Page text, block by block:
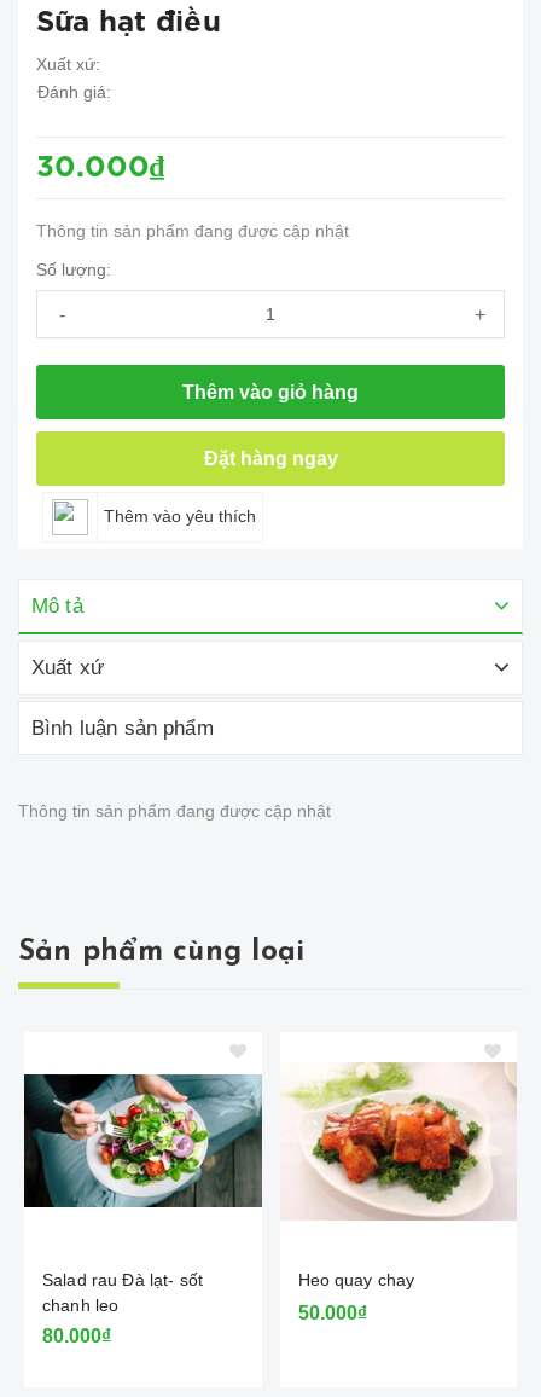
Sữa hạt điều
Xuất xứ:
Đánh giá:
30.000₫
Thông tin sản phẩm đang được cập nhật
Số lượng:
- +
Thêm vào giỏ hàng
Đặt hàng ngay
Thêm vào yêu thích
Mô tả
Xuất xứ
Bình luận sản phẩm
Thông tin sản phẩm đang được cập nhật
Sản phẩm cùng loại
Salad rau Đà lạt- sốt
chanh leo
80.000₫
Heo quay chay
50.000₫